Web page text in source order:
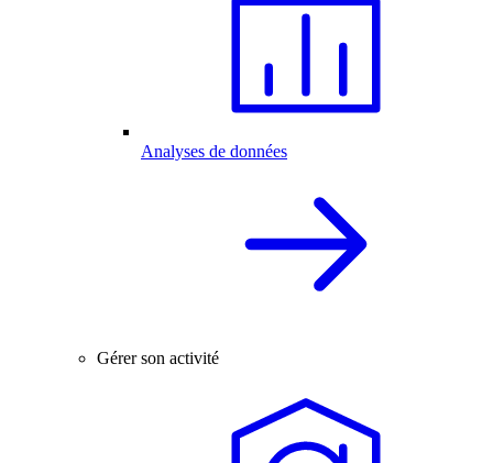
Analyses de données
Gérer son activité